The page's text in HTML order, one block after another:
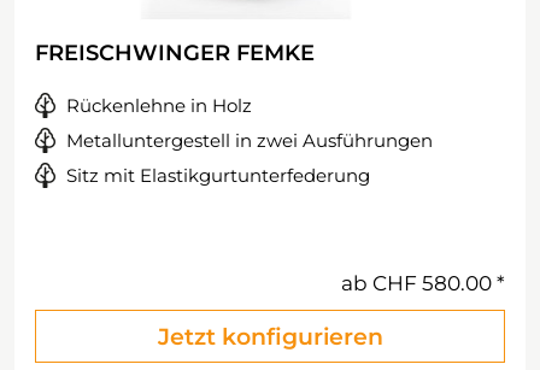
FREISCHWINGER FEMKE
Rückenlehne in Holz
Metalluntergestell in zwei Ausführungen
Sitz mit Elastikgurtunterfederung
ab CHF 580.00
Jetzt konfigurieren